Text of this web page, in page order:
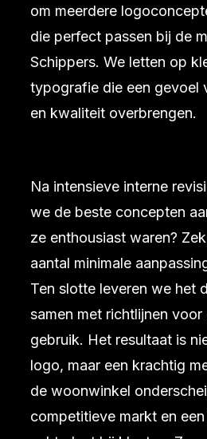
om meerdere
die perfect passen bij de
Schippers. We letten op
typografie die een gevoel
en kwaliteit overbrengen.
Na intensieve interne
we de beste concepten
ze enthousiast waren?
aantal minimale
Ten slotte leveren we het
samen met richtlijnen
gebruik. Het resultaat is
logo, maar een krachtig
de woonwinkel
competitieve markt en